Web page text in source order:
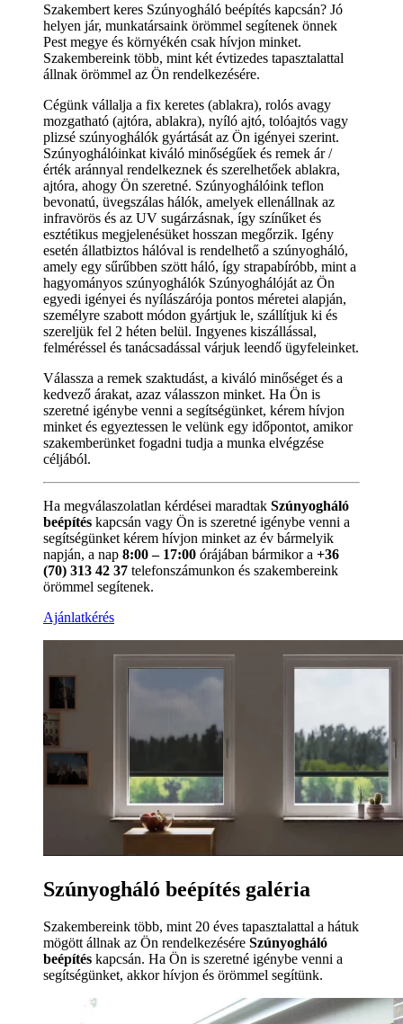
Szakembert keres Szúnyogháló beépítés kapcsán? Jó
helyen jár, munkatársaink örömmel segítenek önnek
Pest megye és környékén csak hívjon minket.
Szakembereink több, mint két évtizedes tapasztalattal
állnak örömmel az Ön rendelkezésére.
Cégünk vállalja a fix keretes (ablakra), rolós avagy
mozgatható (ajtóra, ablakra), nyíló ajtó, tolóajtós vagy
plizsé szúnyoghálók gyártását az Ön igényei szerint.
Szúnyoghálóinkat kiváló minőségűek és remek ár /
érték aránnyal rendelkeznek és szerelhetőek ablakra,
ajtóra, ahogy Ön szeretné. Szúnyoghálóink teflon
bevonatú, üvegszálas hálók, amelyek ellenállnak az
infravörös és az UV sugárzásnak, így színűket és
esztétikus megjelenésüket hosszan megőrzik. Igény
esetén állatbiztos hálóval is rendelhető a szúnyogháló,
amely egy sűrűbben szött háló, így strapabíróbb, mint a
hagyományos szúnyoghálók Szúnyoghálóját az Ön
egyedi igényei és nyílászárója pontos méretei alapján,
személyre szabott módon gyártjuk le, szállítjuk ki és
szereljük fel 2 héten belül. Ingyenes kiszállással,
felméréssel és tanácsadással várjuk leendő ügyfeleinket.
Válassza a remek szaktudást, a kiváló minőséget és a
kedvező árakat, azaz válasszon minket. Ha Ön is
szeretné igénybe venni a segítségünket, kérem hívjon
minket és egyeztessen le velünk egy időpontot, amikor
szakemberünket fogadni tudja a munka elvégzése
céljából.
Ha megválaszolatlan kérdései maradtak Szúnyogháló
beépítés kapcsán vagy Ön is szeretné igénybe venni a
segítségünket kérem hívjon minket az év bármelyik
napján, a nap 8:00 – 17:00 órájában bármikor a +36
(70) 313 42 37 telefonszámunkon és szakembereink
örömmel segítenek.
Ajánlatkérés
Szúnyogháló beépítés galéria
Szakembereink több, mint 20 éves tapasztalattal a hátuk
mögött állnak az Ön rendelkezésére Szúnyogháló
beépítés kapcsán. Ha Ön is szeretné igénybe venni a
segítségünket, akkor hívjon és örömmel segítünk.